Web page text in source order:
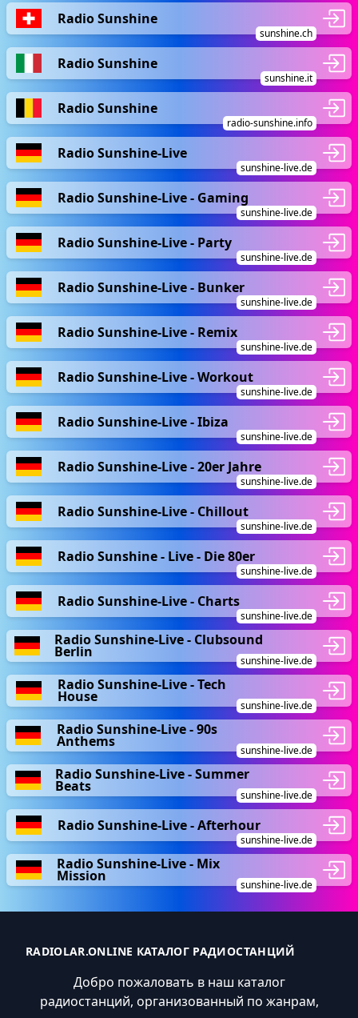
Radio Sunshine
sunshine.ch
Radio Sunshine
sunshine.it
Radio Sunshine
radio-sunshine.info
Radio Sunshine-Live
sunshine-live.de
Radio Sunshine-Live - Gaming
sunshine-live.de
Radio Sunshine-Live - Party
sunshine-live.de
Radio Sunshine-Live - Bunker
sunshine-live.de
Radio Sunshine-Live - Remix
sunshine-live.de
Radio Sunshine-Live - Workout
sunshine-live.de
Radio Sunshine-Live - Ibiza
sunshine-live.de
Radio Sunshine-Live - 20er Jahre
sunshine-live.de
Radio Sunshine-Live - Chillout
sunshine-live.de
Radio Sunshine - Live - Die 80er
sunshine-live.de
Radio Sunshine-Live - Charts
sunshine-live.de
Radio Sunshine-Live - Clubsound
Berlin
sunshine-live.de
Radio Sunshine-Live - Tech
House
sunshine-live.de
Radio Sunshine-Live - 90s
Anthems
sunshine-live.de
Radio Sunshine-Live - Summer
Beats
sunshine-live.de
Radio Sunshine-Live - Afterhour
sunshine-live.de
Radio Sunshine-Live - Mix
Mission
sunshine-live.de
RADIOLAR.ONLINE КАТАЛОГ РАДИОСТАНЦИЙ
Добро пожаловать в наш каталог
радиостанций, организованный по жанрам,